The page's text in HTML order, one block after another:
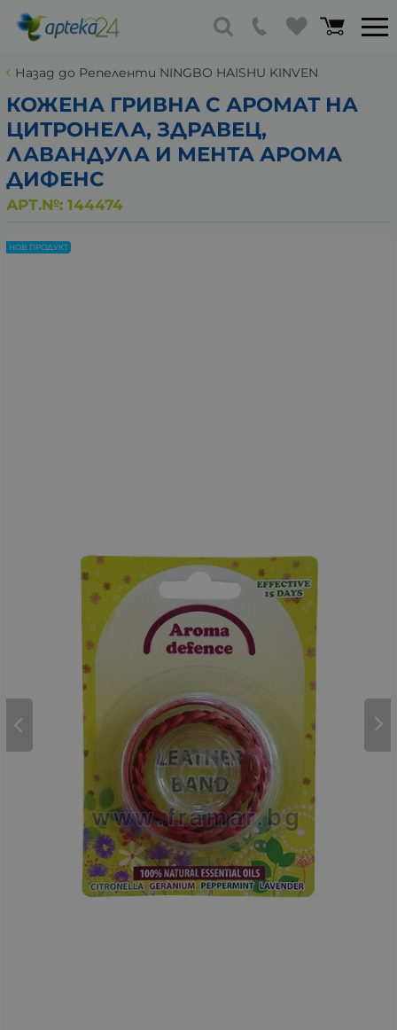
Назад до Репеленти NINGBO HAISHU KINVEN
КОЖЕНА ГРИВНА С АРОМАТ НА
ЦИТРОНЕЛА, ЗДРАВЕЦ,
ЛАВАНДУЛА И МЕНТА АРОМА
ДИФЕНС
АРТ.№: 144474
НОВ ПРОДУКТ